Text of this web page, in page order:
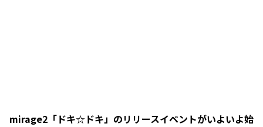
mirage2「ドキ☆ドキ」のリリースイベントがいよいよ始